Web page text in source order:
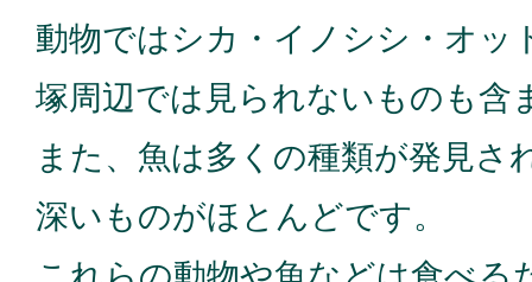
動物ではシカ・イノシシ・オッ
塚周辺では見られないものも含
また、魚は多くの種類が発見さ
深いものがほとんどです。